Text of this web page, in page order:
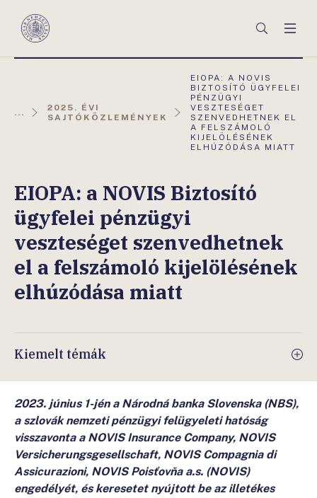
Magyar
Keresés
...
2025. ÉVI
SAJTÓKÖZLEMÉNYEK
AKTUÁLIS
OLDAL:
EIOPA: A NOVIS
BIZTOSÍTÓ ÜGYFELEI
PÉNZÜGYI
VESZTESÉGET
SZENVEDHETNEK EL
A FELSZÁMOLÓ
KIJELÖLÉSÉNEK
ELHÚZÓDÁSA MIATT
EIOPA: a NOVIS Biztosító
ügyfelei pénzügyi
veszteséget szenvedhetnek
el a felszámoló kijelölésének
elhúzódása miatt
Kiemelt témák
2023. június 1-jén a Národná banka Slovenska (NBS),
a szlovák nemzeti pénzügyi felügyeleti hatóság
visszavonta a NOVIS Insurance Company, NOVIS
Versicherungsgesellschaft, NOVIS Compagnia di
Assicurazioni, NOVIS Poisťovňa a.s. (NOVIS)
engedélyét, és keresetet nyújtott be az illetékes